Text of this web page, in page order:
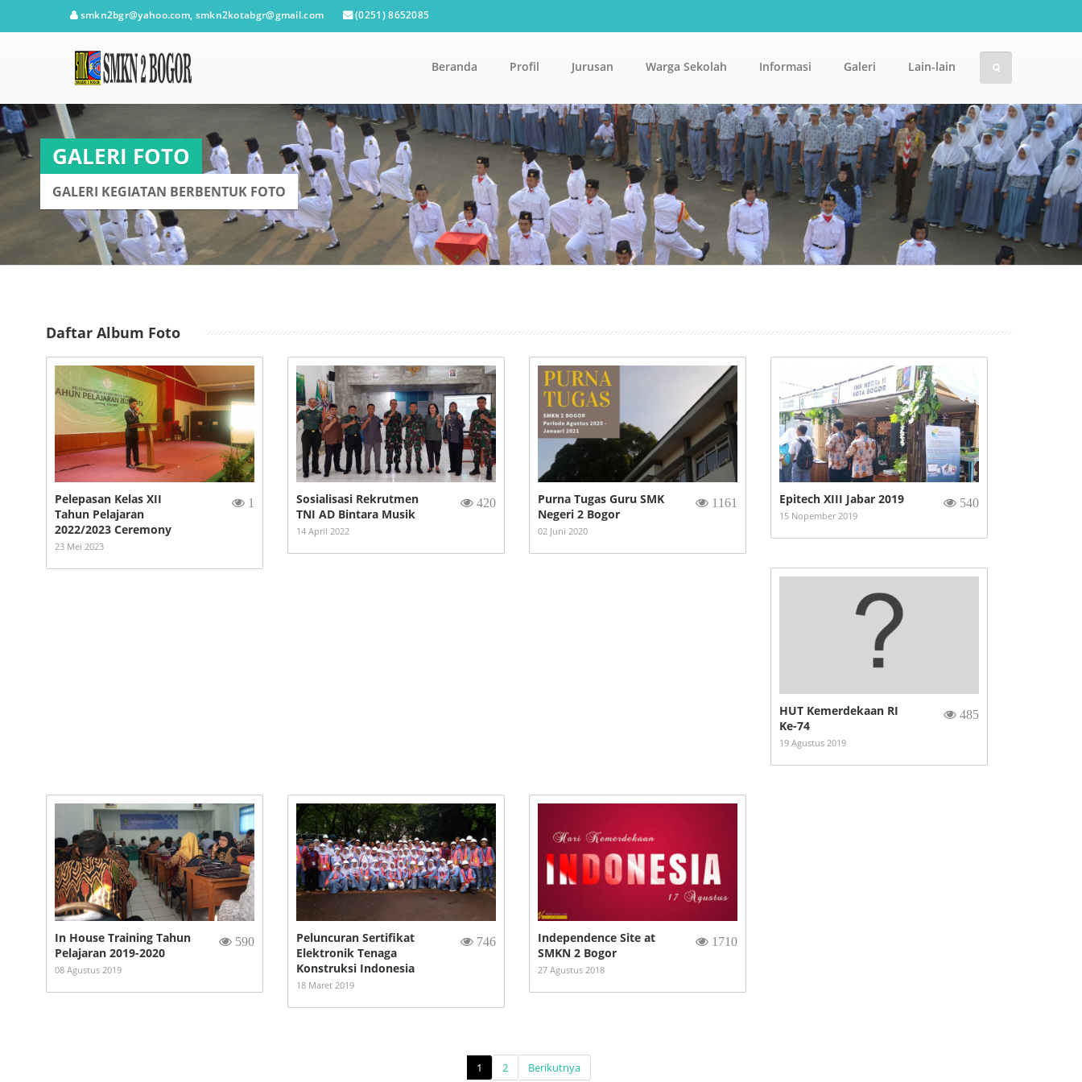
smkn2bgr@yahoo.com, smkn2kotabgr@gmail.com (0251) 8652085
Beranda Profil Jurusan Warga Sekolah Informasi Galeri Lain-lain
GALERI FOTO
GALERI KEGIATAN BERBENTUK FOTO
Daftar Album Foto
Pelepasan Kelas XII
Tahun Pelajaran
2022/2023 Ceremony
23 Mei 2023
1
Sosialisasi Rekrutmen
TNI AD Bintara Musik
14 April 2022
420
Purna Tugas Guru SMK
Negeri 2 Bogor
02 Juni 2020
1161 Epitech XIII Jabar 2019
15 Nopember 2019
540
HUT Kemerdekaan RI
Ke-74
19 Agustus 2019
485
In House Training Tahun
Pelajaran 2019-2020
08 Agustus 2019
590
Peluncuran Sertifikat
Elektronik Tenaga
Konstruksi Indonesia
18 Maret 2019
746
Independence Site at
SMKN 2 Bogor
27 Agustus 2018
1710
1 2 Berikutnya